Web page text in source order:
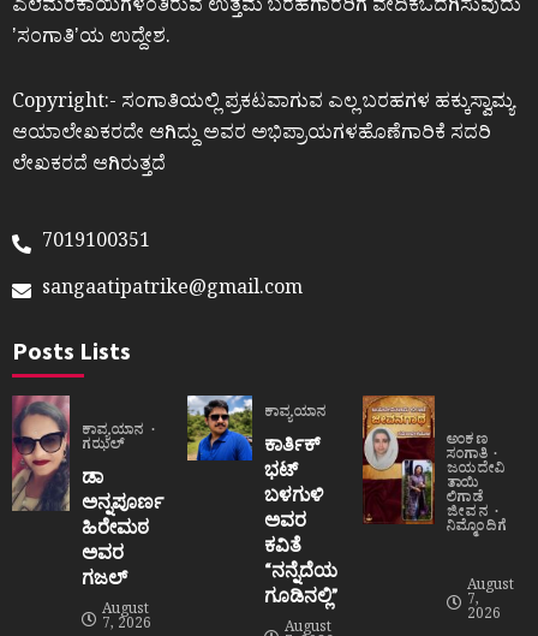
ಎಲೆಮರೆಕಾಯಿಗಳಂತಿರುವ ಉತ್ತಮ ಬರಹಗಾರರಿಗೆ ವೇದಿಕೆಒದಗಿಸುವುದು
ʼಸಂಗಾತಿʼಯ ಉದ್ದೇಶ.
Copyright:- ಸಂಗಾತಿಯಲ್ಲಿ ಪ್ರಕಟವಾಗುವ ಎಲ್ಲ ಬರಹಗಳ ಹಕ್ಕುಸ್ವಾಮ್ಯ
ಆಯಾಲೇಖಕರದೇ ಆಗಿದ್ದು ಅವರ ಅಭಿಪ್ರಾಯಗಳಹೊಣೆಗಾರಿಕೆ ಸದರಿ
ಲೇಖಕರದೆ ಆಗಿರುತ್ತದೆ
7019100351
sangaatipatrike@gmail.com
Posts Lists
ಕಾವ್ಯಯಾನ
ಗಝಲ್
ಡಾ
ಅನ್ನಪೂರ್ಣ
ಹಿರೇಮಠ
ಅವರ
ಗಜಲ್
August
7, 2026
ಕಾವ್ಯಯಾನ
ಕಾರ್ತಿಕ್
ಭಟ್
ಬಳಗುಳಿ
ಅವರ
ಕವಿತೆ
“ನನ್ನೆದೆಯ
ಗೂಡಿನಲ್ಲಿ”
August
ಅಂಕಣ
ಸಂಗಾತಿ
ಜಯದೇವಿ
ತಾಯಿ
ಲಿಗಾಡೆ
ಜೀವನ
ನಿಮ್ಮೊಂದಿಗೆ
August
7,
2026